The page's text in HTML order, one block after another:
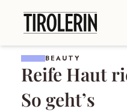
BEAUTY
Reife Haut
So geht’s